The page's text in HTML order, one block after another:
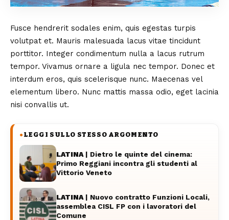
Fusce hendrerit sodales enim, quis egestas turpis
volutpat et. Mauris malesuada lacus vitae tincidunt
porttitor. Integer condimentum nulla a lacus rutrum
tempor. Vivamus ornare a ligula nec tempor. Donec et
interdum eros, quis scelerisque nunc. Maecenas vel
elementum libero. Nunc mattis massa odio, eget lacinia
nisi convallis ut.
●LEGGI SULLO STESSO ARGOMENTO
LATINA | Dietro le quinte del cinema:
Primo Reggiani incontra gli studenti al
Vittorio Veneto
LATINA | Nuovo contratto Funzioni Locali,
assemblea CISL FP con i lavoratori del
Comune